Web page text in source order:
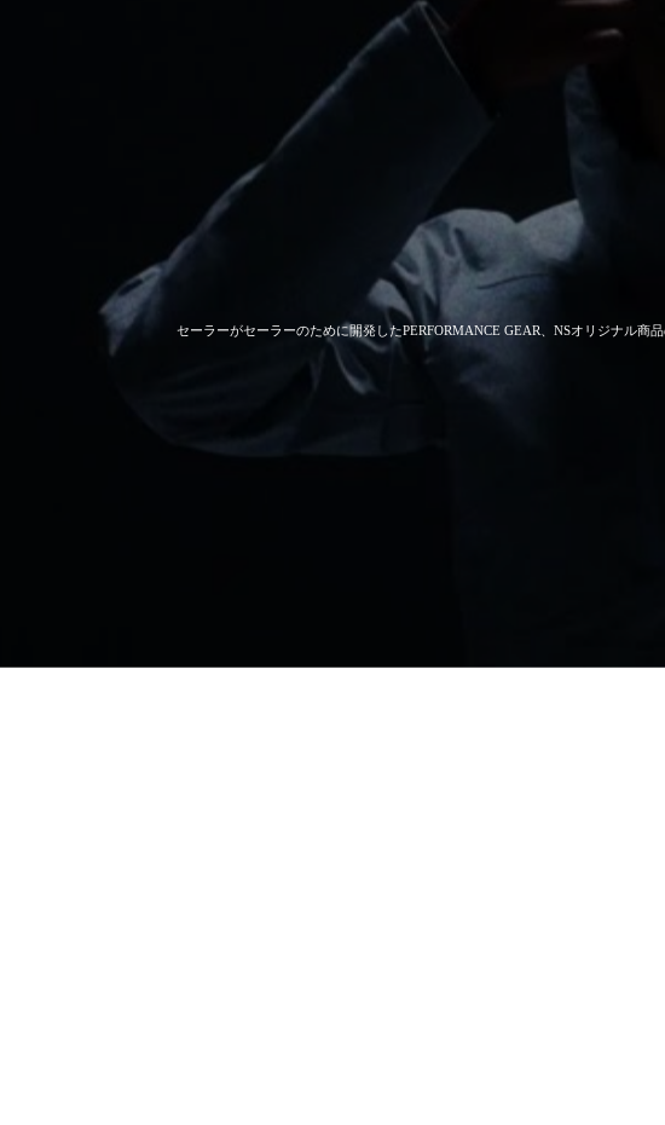
セーラーがセーラーのために開発したPERFORMANCE GEAR、NSオリジナル商